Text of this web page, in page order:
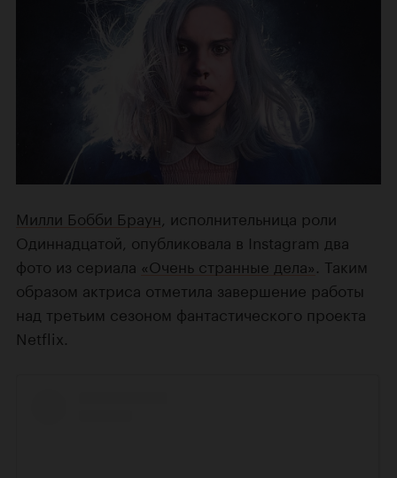
Милли Бобби Браун , исполнительница роли
Одиннадцатой, опубликовала в Instagram два
фото из сериала «Очень странные дела» . Таким
образом актриса отметила завершение работы
над третьим сезоном фантастического проекта
Netflix.